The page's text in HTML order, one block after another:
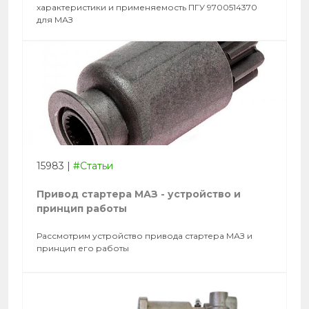
характеристики и применяемость ПГУ 9700514370
для МАЗ
15983 | #Статьи
Привод стартера МАЗ - устройство и
принцип работы
Рассмотрим устройство привода стартера МАЗ и
принцип его работы